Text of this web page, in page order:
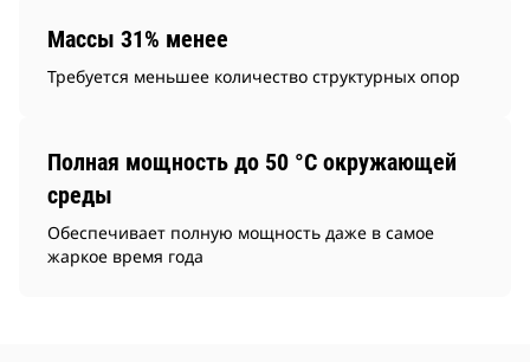
Массы 31% менее
Требуется меньшее количество структурных опор
Полная мощность до 50 °C окружающей
среды
Обеспечивает полную мощность даже в самое
жаркое время года